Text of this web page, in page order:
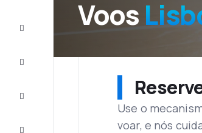
Voos
Use o
voar, e nós